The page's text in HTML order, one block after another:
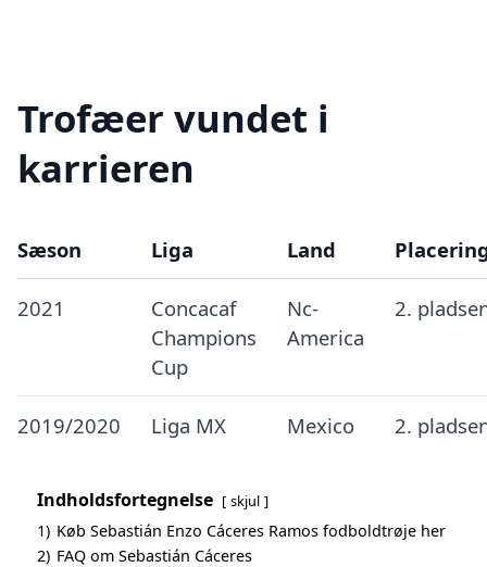
Trofæer vundet i
karrieren
Sæson Liga Land
2021
Concacaf
Champions
Cup
Nc-
America
2.
2019/2020 Liga MX Mexico 2.
Indholdsfortegnelse skjul
1) Køb Sebastián Enzo Cáceres Ramos fodboldtrøje her
2) FAQ om Sebastián Cáceres